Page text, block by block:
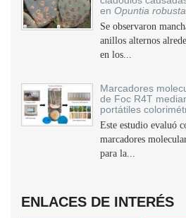
en Opuntia robusta
Se observaron
anillos alternos
en los...
Marcadores
de Foc R4T
portátiles
Este estudio evaluó
marcadores
para la...
ENLACES DE INTERÉS